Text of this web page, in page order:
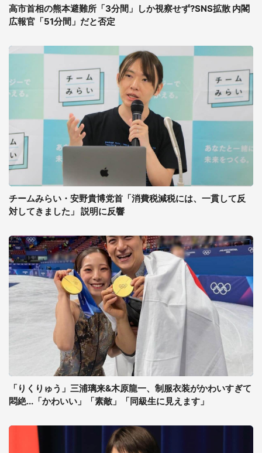
高市首相の熊本避難所「3分間」しか視察せず?SNS拡散 内閣
広報官「51分間」だと否定
チームみらい・安野貴博党首「消費税減税には、一貫して反
対してきました」 説明に反響
「りくりゅう」三浦璃来&木原龍一、制服衣装がかわいすぎて
悶絶...「かわいい」「素敵」「同級生に見えます」